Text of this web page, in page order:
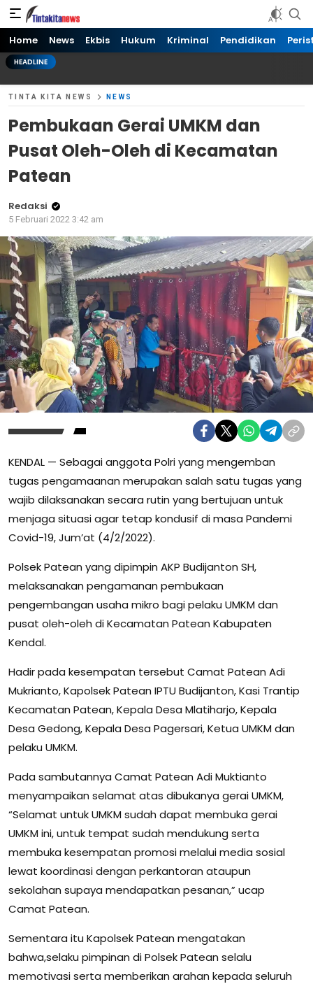
Tinta kita News
Informasi Terkini
Home News Ekbis Hukum Kriminal Pendidikan
HEADLINE
TINTA KITA NEWS NEWS
Pembukaan Gerai UMKM dan
Pusat Oleh-Oleh di Kecamatan
Patean
Redaksi
5 Februari 2022 3:42 am
KENDAL — Sebagai anggota Polri yang mengemban
tugas pengamaanan merupakan salah satu tugas yang
wajib dilaksanakan secara rutin yang bertujuan untuk
menjaga situasi agar tetap kondusif di masa Pandemi
Covid-19, Jum’at (4/2/2022).
Polsek Patean yang dipimpin AKP Budijanton SH,
melaksanakan pengamanan pembukaan
pengembangan usaha mikro bagi pelaku UMKM dan
pusat oleh-oleh di Kecamatan Patean Kabupaten
Kendal.
Hadir pada kesempatan tersebut Camat Patean Adi
Mukrianto, Kapolsek Patean IPTU Budijanton, Kasi Trantip
Kecamatan Patean, Kepala Desa Mlatiharjo, Kepala
Desa Gedong, Kepala Desa Pagersari, Ketua UMKM dan
pelaku UMKM.
Pada sambutannya Camat Patean Adi Muktianto
menyampaikan selamat atas dibukanya gerai UMKM,
“Selamat untuk UMKM sudah dapat membuka gerai
UMKM ini, untuk tempat sudah mendukung serta
membuka kesempatan promosi melalui media sosial
lewat koordinasi dengan perkantoran ataupun
sekolahan supaya mendapatkan pesanan,” ucap
Camat Patean.
Sementara itu Kapolsek Patean mengatakan
bahwa,selaku pimpinan di Polsek Patean selalu
memotivasi serta memberikan arahan kepada seluruh